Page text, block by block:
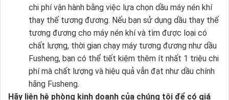
chi phí vận hành bằng việc lựa chọn dầu máy nén khí
thay thế tương đương. Nếu bạn sử dụng dầu thay thế
tương đương cho máy nén khí và tìm được loại có
chất lượng, thời gian chạy máy tương đương như dầu
Fusheng, bạn có thể tiết kiệm thêm ít nhất 1 triệu chi
phí mà chất lượng và hiệu quả vẫn đạt như dầu chính
hãng Fusheng.
Hãy liên hệ phòng kinh doanh của chúng tôi để có giá